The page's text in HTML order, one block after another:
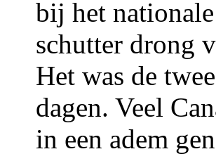
bij het
schutter drong
Het was de
dagen. Veel
in een adem